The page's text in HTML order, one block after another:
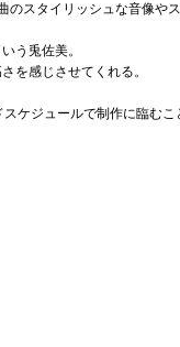
スタイリッシュな音像や
う兎佐美。
を感じさせてくれる。
ケジュールで制作に臨む